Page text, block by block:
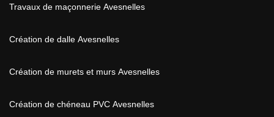
Travaux de maçonnerie Avesnelles
Création de dalle Avesnelles
Création de murets et murs Avesnelles
Création de chéneau PVC Avesnelles